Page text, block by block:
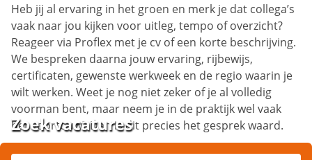
Heb jij al ervaring in het groen en merk je dat collega’s
vaak naar jou kijken voor uitleg, tempo of overzicht?
Reageer via Proflex met je cv of een korte beschrijving.
We bespreken daarna jouw ervaring, rijbewijs,
certificaten, gewenste werkweek en de regio waarin je
wilt werken. Weet je nog niet zeker of je al volledig
voorman bent, maar neem je in de praktijk wel vaak
het voortouw? Dan is dit precies het gesprek waard.
Zoek vacatures